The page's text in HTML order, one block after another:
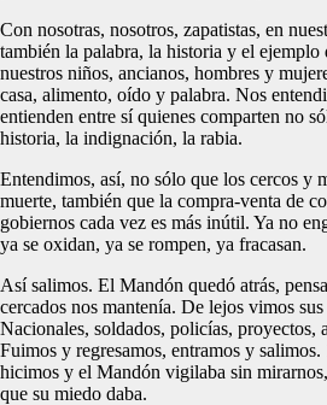
Con nosotras, nosotros, zapatistas, en
también la palabra, la historia y el ejemplo
nuestros niños, ancianos, hombres y
casa, alimento, oído y palabra. Nos
entienden entre sí quienes comparten no
historia, la indignación, la rabia.
Entendimos, así, no sólo que los cercos y
muerte, también que la compra-venta de
gobiernos cada vez es más inútil. Ya no
ya se oxidan, ya se rompen, ya fracasan.
Así salimos. El Mandón quedó atrás,
cercados nos mantenía. De lejos vimos
Nacionales, soldados, policías, proyectos,
Fuimos y regresamos, entramos y
hicimos y el Mandón vigilaba sin
que su miedo daba.